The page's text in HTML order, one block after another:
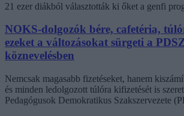
21 ezer diákból választották ki őket a genfi
NOKS-dolgozók bére, cafetéria,
ezeket a változásokat sürgeti a
köznevelésben
Nemcsak magasabb fizetéseket, hanem
és minden ledolgozott túlóra kifizetését is
Pedagógusok Demokratikus Szakszervezete